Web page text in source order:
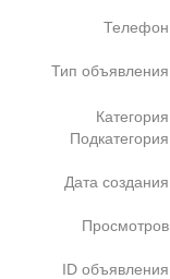
Телефон
Тип объявления
Категория
Подкатегория
Дата создания
Просмотров
ID объявления